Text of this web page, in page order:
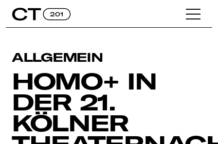
ALLGEMEIN
HOMO+ IN
DER 21.
KÖLNER